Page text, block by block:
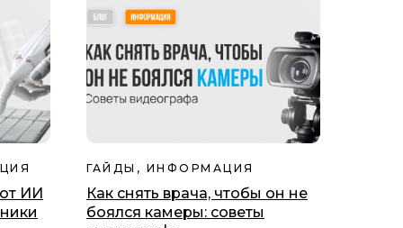
ИИ
ГАЙДЫ, ИНФОРМАЦИЯ
Как снять врача, чтобы он не
боялся камеры: советы